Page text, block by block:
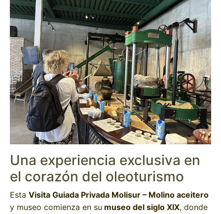
Una experiencia exclusiva en
el corazón del oleoturismo
Esta Visita Guiada Privada Molisur – Molino aceitero
y museo comienza en su museo del siglo XIX, donde